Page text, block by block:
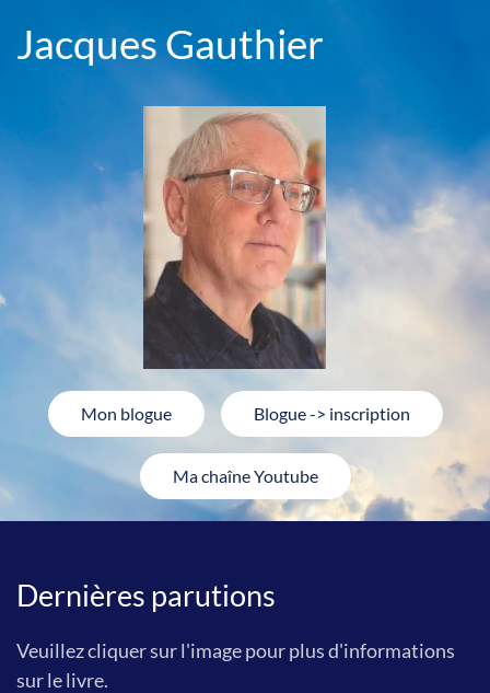
Jacques Gauthier
Mon blogue Blogue -> inscription
Ma chaîne Youtube
Dernières parutions
Veuillez cliquer sur l'image pour plus d'informations
sur le livre.